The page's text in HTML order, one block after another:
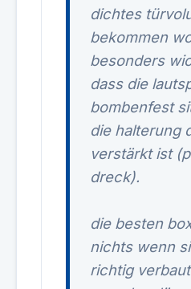
dichtes
bekommen
besonders
dass die
bombenfest
die halterung
verstärkt ist
dreck).
die besten
nichts wenn
richtig